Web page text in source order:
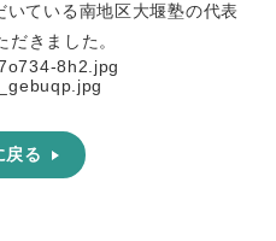
いている南地区大堰塾の代表
きました。
戻る